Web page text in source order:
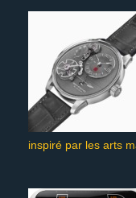
inspiré par les arts